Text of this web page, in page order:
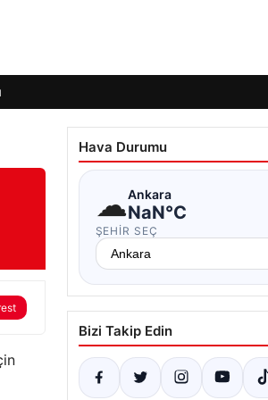
Hava Durumu
☁Ankara
NaN°C
ŞEHIR SEÇ
Bizi Takip Edin